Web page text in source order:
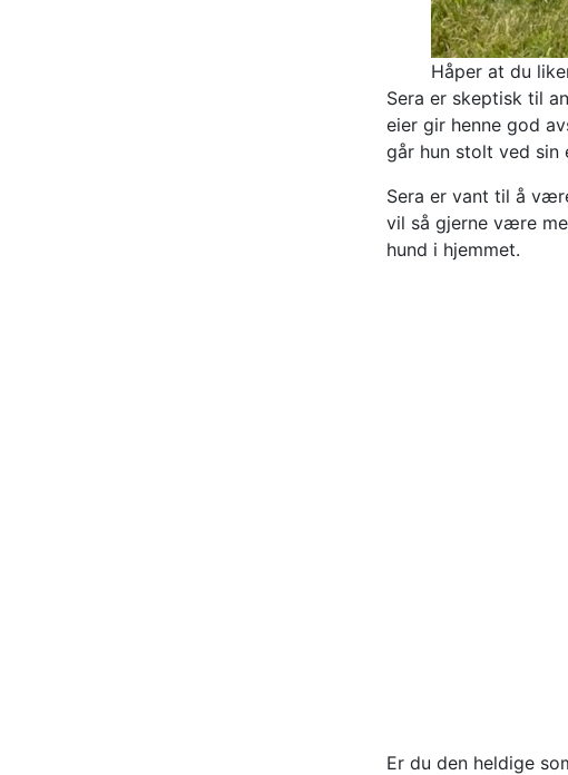
Håper at du
Sera er skeptisk til
eier gir henne god
går hun stolt ved sin
Sera er vant til å
vil så gjerne være
hund i hjemmet.
Er du den heldige